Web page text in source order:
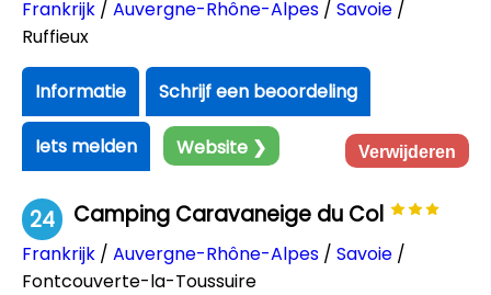
Frankrijk / Auvergne-Rhône-Alpes / Savoie /
Ruffieux
Informatie Schrijf een beoordeling
Iets melden Website ❯ Verwijderen
24 Camping Caravaneige du Col
Frankrijk / Auvergne-Rhône-Alpes / Savoie /
Fontcouverte-la-Toussuire